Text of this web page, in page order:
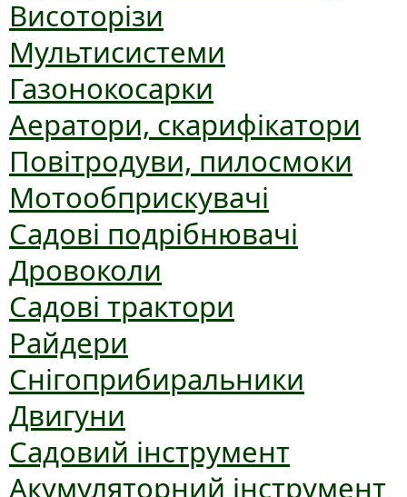
Висоторізи
Мультисистеми
Газонокосарки
Аератори, скарифікатори
Повітродуви, пилосмоки
Мотообприскувачі
Садові подрібнювачі
Дровоколи
Садові трактори
Райдери
Снігоприбиральники
Двигуни
Садовий інструмент
Акумуляторний інструмент